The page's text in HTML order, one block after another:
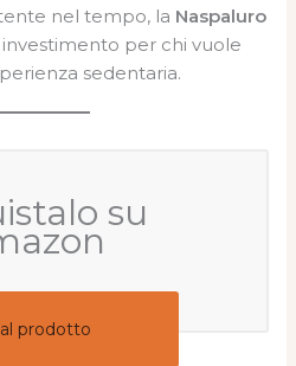
nel tempo, la Naspaluro
per chi vuole
sedentaria.
su
prodotto